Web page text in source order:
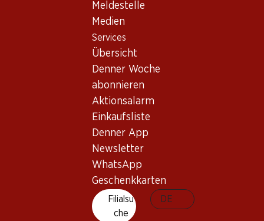
Meldestelle
Medien
Services
Übersicht
Denner Woche
abonnieren
Aktionsalarm
Einkaufsliste
Denner App
Newsletter
WhatsApp
Geschenkkarten
Filialsu
che
DE
Wissenswertes